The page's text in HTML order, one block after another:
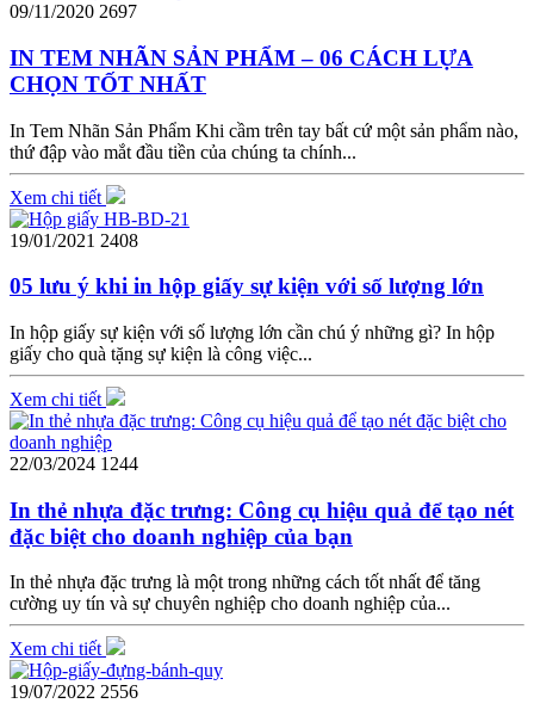
09/11/2020 2697
IN TEM NHÃN SẢN PHẨM – 06 CÁCH LỰA
CHỌN TỐT NHẤT
In Tem Nhãn Sản Phẩm Khi cầm trên tay bất cứ một sản phẩm nào,
thứ đập vào mắt đầu tiền của chúng ta chính...
Xem chi tiết
19/01/2021 2408
05 lưu ý khi in hộp giấy sự kiện với số lượng lớn
In hộp giấy sự kiện với số lượng lớn cần chú ý những gì? In hộp
giấy cho quà tặng sự kiện là công việc...
Xem chi tiết
22/03/2024 1244
In thẻ nhựa đặc trưng: Công cụ hiệu quả để tạo nét
đặc biệt cho doanh nghiệp của bạn
In thẻ nhựa đặc trưng là một trong những cách tốt nhất để tăng
cường uy tín và sự chuyên nghiệp cho doanh nghiệp của...
Xem chi tiết
19/07/2022 2556